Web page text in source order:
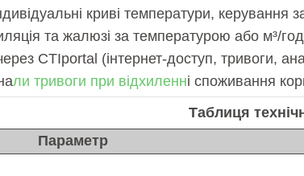
криві температури, керування
та жалюзі за температурою або м³/год
CTIportal (інтернет-доступ, тривоги,
ли тривоги при відхиленні споживання
Таблиця
Параметр